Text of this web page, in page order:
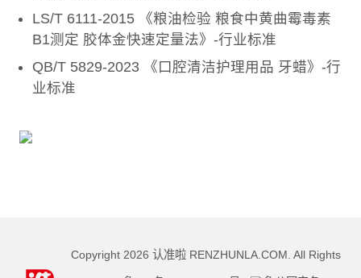
LS/T 6111-2015 《粮油检验 粮食中黄曲霉毒素
B1测定 胶体金快速定量法》-行业标准
QB/T 5829-2023 《口腔清洁护理用品 牙蜡》-行
业标准
Copyright 2026 认准啦 RENZHUNLA.COM. All Rights